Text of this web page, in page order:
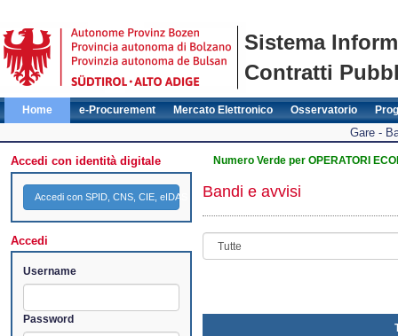
Sistema
Contratti
Home e-Procurement Mercato Elettronico Osservatorio
Gare -
Accedi con identità digitale
Accedi con SPID, CNS, CIE, eIDAS
Accedi
Username
Password
Numero Verde per OPERATORI
Bandi e avvisi